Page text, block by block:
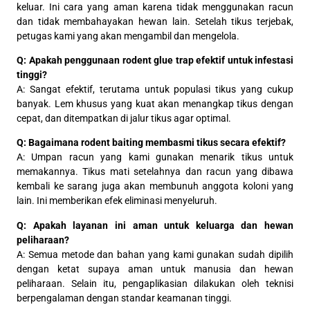
keluar. Ini cara yang aman karena tidak menggunakan racun
dan tidak membahayakan hewan lain. Setelah tikus terjebak,
petugas kami yang akan mengambil dan mengelola.
Q: Apakah penggunaan rodent glue trap efektif untuk infestasi
tinggi?
A: Sangat efektif, terutama untuk populasi tikus yang cukup
banyak. Lem khusus yang kuat akan menangkap tikus dengan
cepat, dan ditempatkan di jalur tikus agar optimal.
Q: Bagaimana rodent baiting membasmi tikus secara efektif?
A: Umpan racun yang kami gunakan menarik tikus untuk
memakannya. Tikus mati setelahnya dan racun yang dibawa
kembali ke sarang juga akan membunuh anggota koloni yang
lain. Ini memberikan efek eliminasi menyeluruh.
Q: Apakah layanan ini aman untuk keluarga dan hewan
peliharaan?
A: Semua metode dan bahan yang kami gunakan sudah dipilih
dengan ketat supaya aman untuk manusia dan hewan
peliharaan. Selain itu, pengaplikasian dilakukan oleh teknisi
berpengalaman dengan standar keamanan tinggi.